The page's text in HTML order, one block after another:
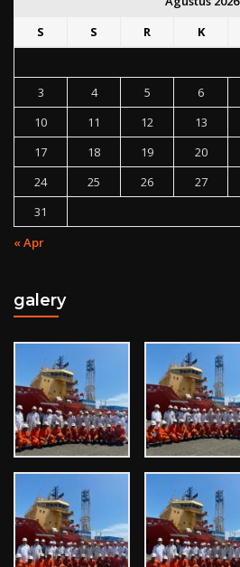
S
S R K
3
4 5 6
10
11 12 13
17
18 19 20
24
25 26 27
31
« Apr
galery